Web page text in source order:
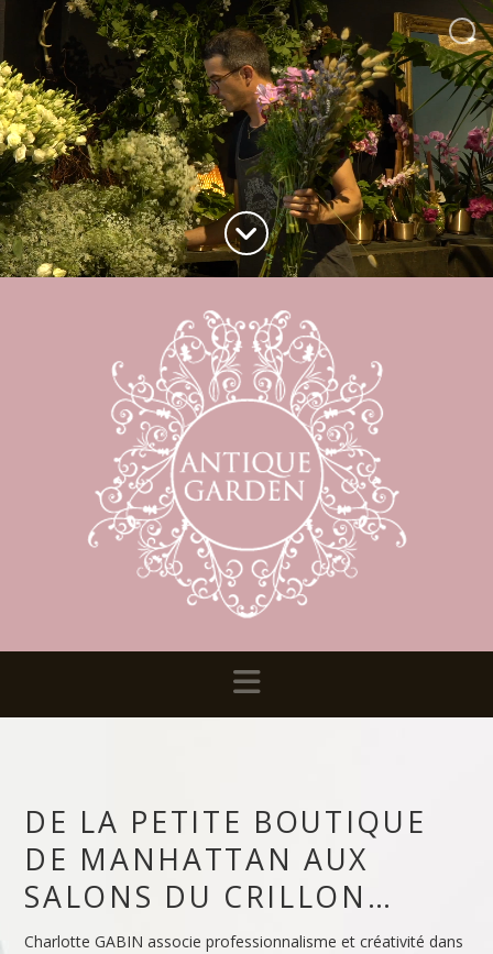
Navigation
DE LA PETITE BOUTIQUE
DE MANHATTAN AUX
SALONS DU CRILLON…
Charlotte GABIN associe professionnalisme et créativité dans